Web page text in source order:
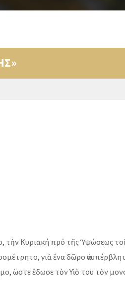
τὴν Κυριακή πρό τῆς Ὑψώσεως
γιὰ ἕνα δῶρο
ὥστε ἔδωσε τὸν Υἱὸ του τὸν